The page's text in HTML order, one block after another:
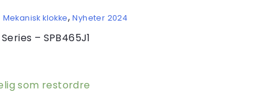
Mekanisk klokke,Nyheter 2024
– SPB465J1
som restordre